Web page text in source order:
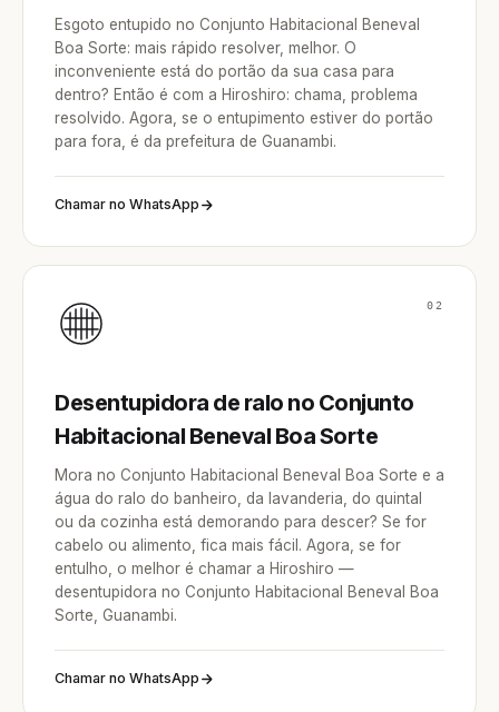
Esgoto entupido no Conjunto Habitacional Beneval
Boa Sorte: mais rápido resolver, melhor. O
inconveniente está do portão da sua casa para
dentro? Então é com a Hiroshiro: chama, problema
resolvido. Agora, se o entupimento estiver do portão
para fora, é da prefeitura de Guanambi.
Chamar no WhatsApp
02
Desentupidora de ralo no Conjunto
Habitacional Beneval Boa Sorte
Mora no Conjunto Habitacional Beneval Boa Sorte e a
água do ralo do banheiro, da lavanderia, do quintal
ou da cozinha está demorando para descer? Se for
cabelo ou alimento, fica mais fácil. Agora, se for
entulho, o melhor é chamar a Hiroshiro —
desentupidora no Conjunto Habitacional Beneval Boa
Sorte, Guanambi.
Chamar no WhatsApp